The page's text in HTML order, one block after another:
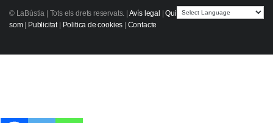
© LaBústia | Tots els drets reservats. Avís legal |Qui
som| Publicitat| Politica de cookies Contacte